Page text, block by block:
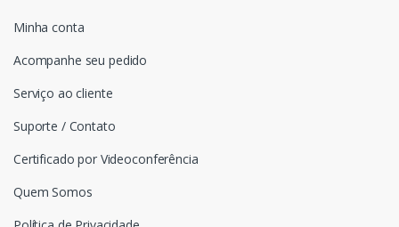
Minha conta
Acompanhe seu pedido
Serviço ao cliente
Suporte / Contato
Certificado por Videoconferência
Quem Somos